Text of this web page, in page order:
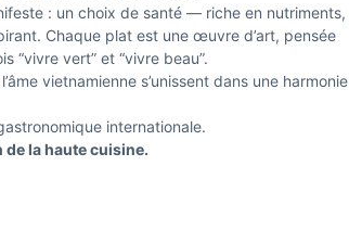
: un choix de santé — riche en nutriments,
Chaque plat est une œuvre d’art, pensée
“vivre vert” et “vivre beau”.
vietnamienne s’unissent dans une harmonie
internationale.
la haute cuisine.